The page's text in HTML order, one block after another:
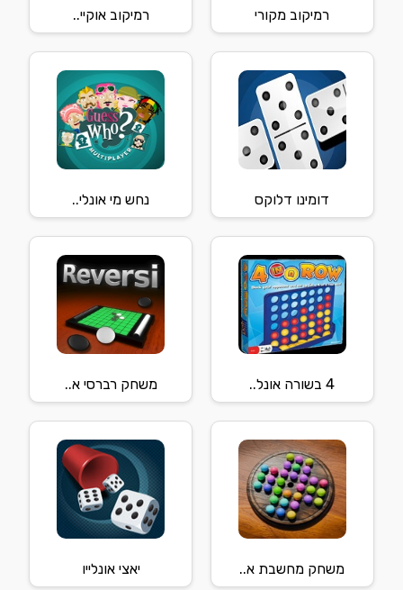
רמיקוב מקורי רמיקוב אוקיי..
דומינו דלוקס נחש מי אונלי..
4 בשורה אונל.. משחק רברסי א..
משחק מחשבת א.. יאצי אונלייו